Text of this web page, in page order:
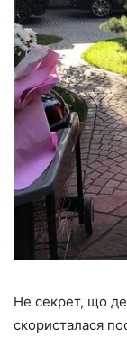
Не секрет, що
скористалася